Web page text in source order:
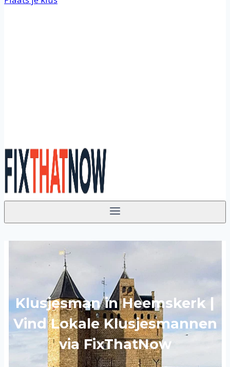
Klusjesman in Heemskerk |
Vind Lokale Klusjesmannen
via FixThatNow